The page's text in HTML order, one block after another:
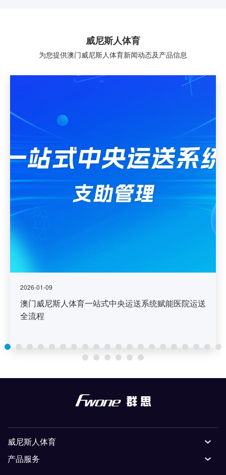
威尼斯人体育
为您提供澳门威尼斯人体育新闻动态及产品信息
2026-01-09
澳门威尼斯人体育一站式中央运送系统赋能医院运送
全流程
威尼斯人体育
产品服务